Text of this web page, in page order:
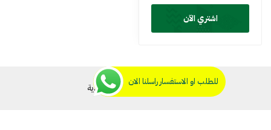
اشتري الآن
© 2026 شيك اوف السعودية
للطلب او الاستفسار راسلنا الان